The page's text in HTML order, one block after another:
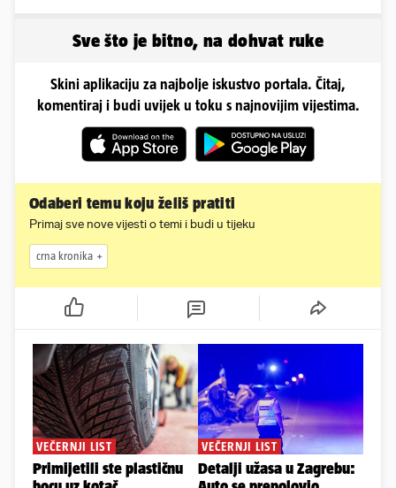
Sve što je bitno, na dohvat ruke
Skini aplikaciju za najbolje iskustvo portala. Čitaj,
komentiraj i budi uvijek u toku s najnovijim vijestima.
Odaberi temu koju želiš pratiti
Primaj sve nove vijesti o temi i budi u tijeku
crna kronika